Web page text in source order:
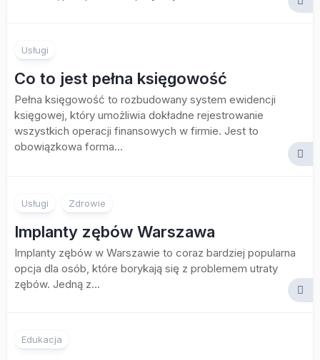
Usługi
Co to jest pełna księgowość
Pełna księgowość to rozbudowany system ewidencji
księgowej, który umożliwia dokładne rejestrowanie
wszystkich operacji finansowych w firmie. Jest to
obowiązkowa forma...
Usługi Zdrowie
Implanty zębów Warszawa
Implanty zębów w Warszawie to coraz bardziej popularna
opcja dla osób, które borykają się z problemem utraty
zębów. Jedną z...
Edukacja